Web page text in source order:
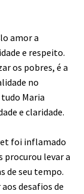
amor a
e respeito.
os pobres, é a
no
Maria
e claridade.
foi inflamado
procurou levar a
de seu tempo.
desafios de